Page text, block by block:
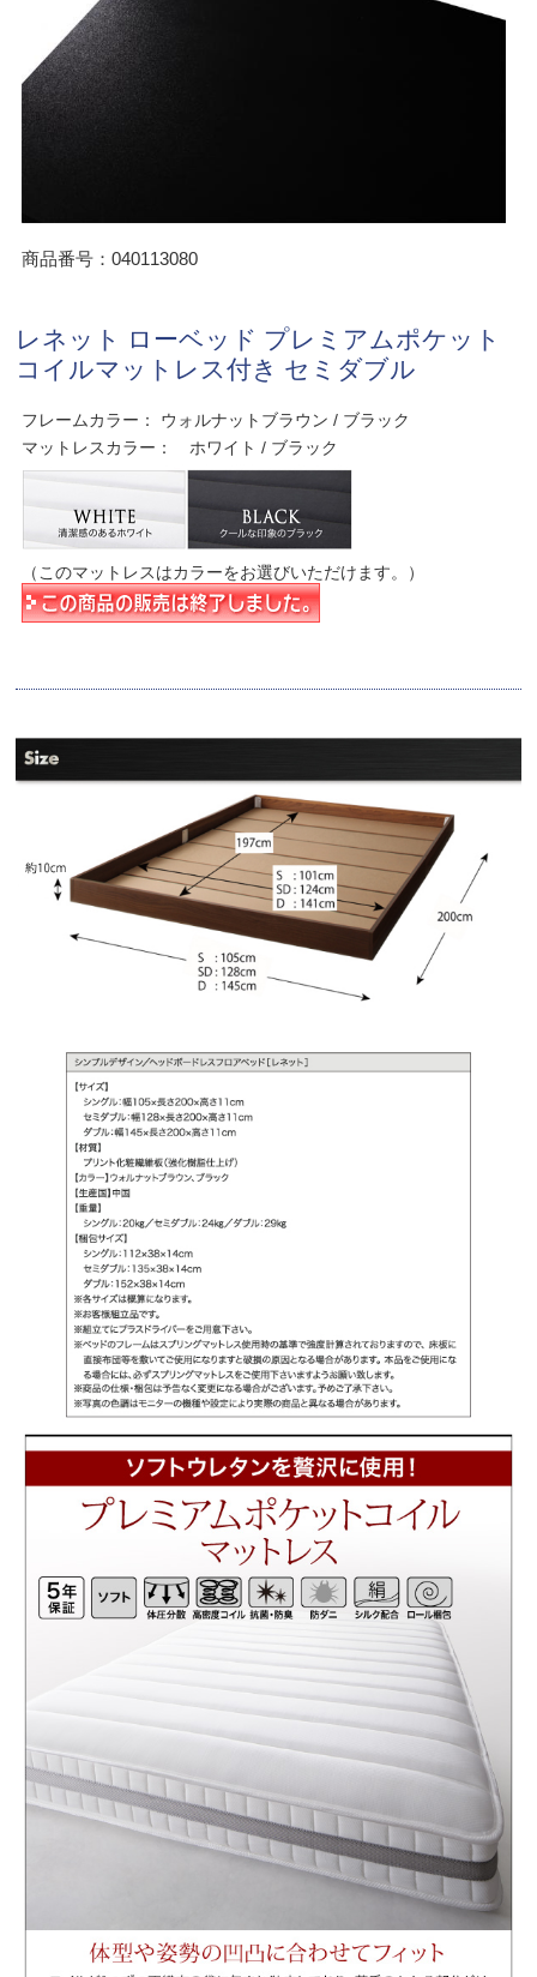
商品番号：040113080
レネット ローベッド プレミアムポケット
コイルマットレス付き セミダブル
フレームカラー： ウォルナットブラウン / ブラック
マットレスカラー： ホワイト / ブラック
（このマットレスはカラーをお選びいただけます。）